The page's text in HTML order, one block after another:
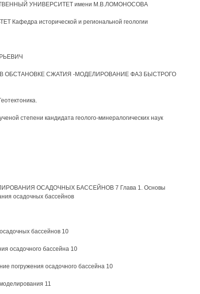
УНИВЕРСИТЕТ имени М.В.ЛОМОНОСОВА
Кафедра исторической и региональной геологии
СЖАТИЯ -МОДЕЛИРОВАНИЕ ФАЗ БЫСТРОГО
степени кандидата геолого-минералогических наук
ОСАДОЧНЫХ БАССЕЙНОВ 7 Глава 1. Основы
осадочных бассейнов
бассейнов 10
осадочного бассейна 10
погружения осадочного бассейна 10
11